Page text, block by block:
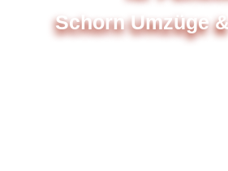
Schorn Umzüge